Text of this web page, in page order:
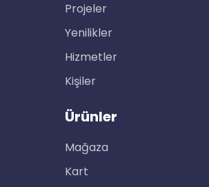
Projeler
Yenilikler
Hizmetler
Kişiler
Ürünler
Mağaza
Kart